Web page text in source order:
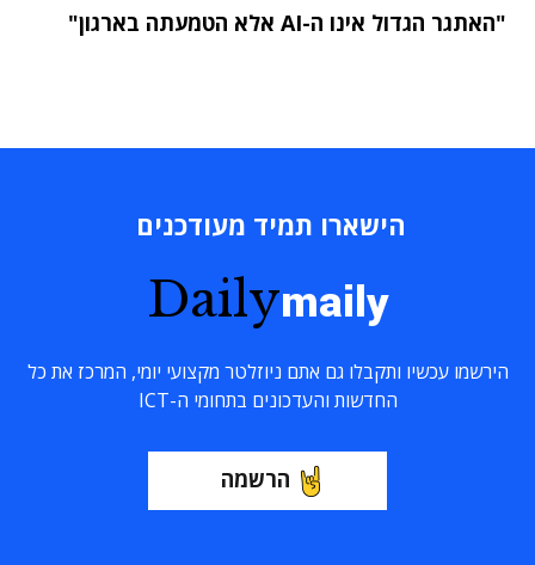
"האתגר הגדול אינו ה-AI אלא הטמעתה בארגון"
הישארו תמיד מעודכנים
Dailymaily
הירשמו עכשיו ותקבלו גם אתם ניוזלטר מקצועי יומי, המרכז את כל
החדשות והעדכונים בתחומי ה-ICT
הרשמה